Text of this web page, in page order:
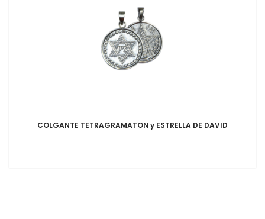
COLGANTE TETRAGRAMATON y ESTRELLA DE DAVID